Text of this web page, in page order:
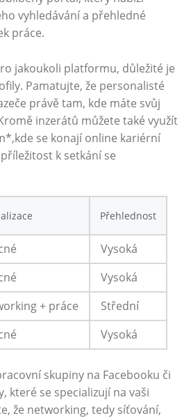
vyhledávání a přehledné
práce.
jakoukoli platformu, důležité je
Pamatujte, ⁣že personalisté
právě ​tam, kde máte svůj
inzerátů můžete také využít
se konají online kariérní
k setkání⁣ se
Přehlednost
Vysoká
Vysoká
+ práce
Střední
Vysoká
skupiny na Facebooku či
které se specializují na vaši
že networking, tedy síťování,